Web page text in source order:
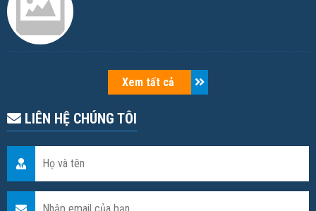
Xem tất cả
LIÊN HỆ CHÚNG TÔI